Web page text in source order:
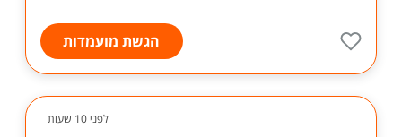
הגשת מועמדות
לפני 10 שעות